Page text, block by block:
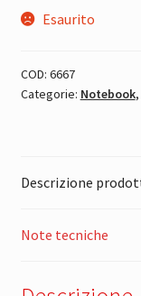
Esaurito
COD: 6667
Categorie: Notebook,
Descrizione
Note tecniche